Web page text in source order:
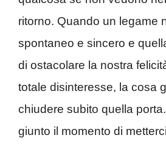
ritorno. Quando un legame
spontaneo e sincero e
di ostacolare la nostra
totale disinteresse, la cosa
chiudere subito quella
giunto il momento di